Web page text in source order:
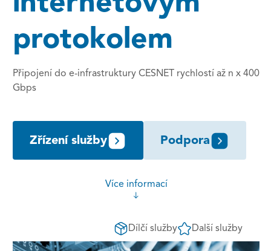
protokolem
Připojení do e-infrastruktury CESNET rychlostí až n x 400
Gbps
Zřízení služby Podpora
Dílčí služby Další služby
Více informací